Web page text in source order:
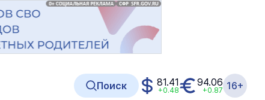
Поиск 81.41
+0.48
94.06
+0.87 16+